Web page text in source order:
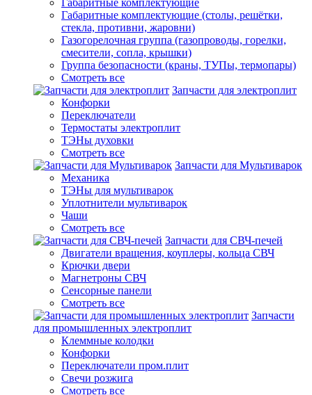
Габаритные комплектующие
Габаритные комплектующие (столы, решётки,
стекла, противни, жаровни)
Газогорелочная группа (газопроводы, горелки,
смесители, сопла, крышки)
Группа безопасности (краны, ТУПы, термопары)
Смотреть все
Запчасти для электроплит
Конфорки
Переключатели
Термостаты электроплит
ТЭНы духовки
Смотреть все
Запчасти для Мультиварок
Механика
ТЭНы для мультиварок
Уплотнители мультиварок
Чаши
Смотреть все
Запчасти для СВЧ-печей
Двигатели вращения, коуплеры, кольца СВЧ
Крючки двери
Магнетроны СВЧ
Сенсорные панели
Смотреть все
Запчасти
для промышленных электроплит
Клеммные колодки
Конфорки
Переключатели пром.плит
Свечи розжига
Смотреть все